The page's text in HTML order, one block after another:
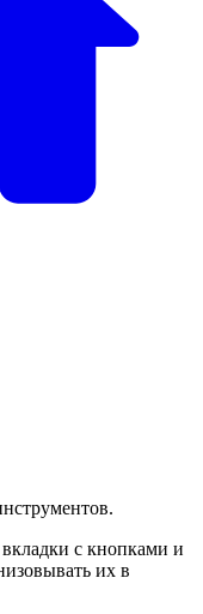
вкладки с кнопками и
их в